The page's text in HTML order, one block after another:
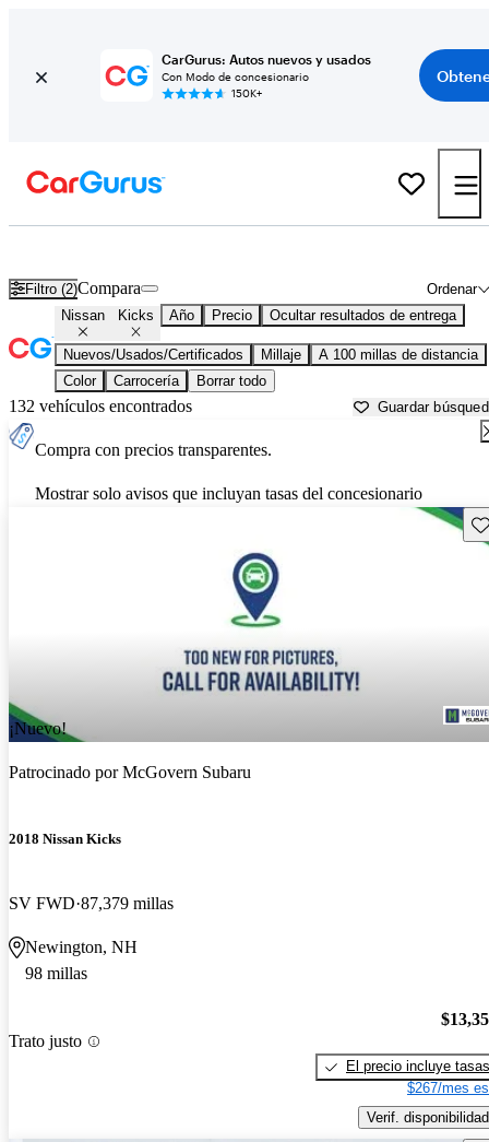
CarGurus: Autos nuevos y usados
Con Modo de concesionario
150K+
Filtro (2) Ordenar
Compara
Nissan Kicks Año Precio Ocultar resultados de entrega
Nuevos/Usados/Certificados Millaje
A 100 millas de distancia
Color
Carrocería Borrar todo
132 vehículos encontrados Guardar
Compra con precios transparentes.
Mostrar solo avisos que incluyan tasas del concesionario
¡Nuevo!
Patrocinado porMcGovern Subaru
2018 Nissan Kicks
SV FWD 87,379 millas
Newington, NH
98 millas
Trato justo
El precio incluye tasas
$267/mes
Verif. disponibilidad